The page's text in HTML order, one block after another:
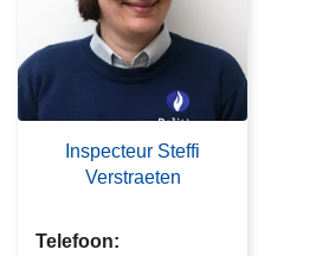
Inspecteur Steffi
Verstraeten
Telefoon